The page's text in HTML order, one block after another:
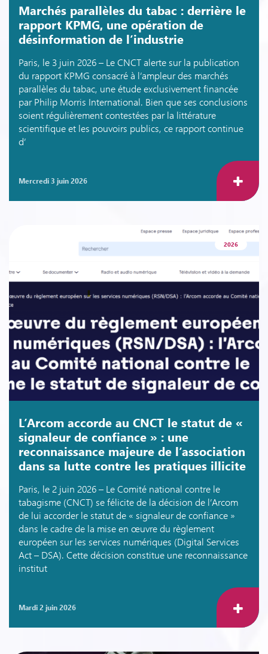
Marchés parallèles du tabac : derrière le
rapport KPMG, une opération de
désinformation de l’industrie
Paris, le 3 juin 2026 – Le CNCT alerte sur la publication
du rapport KPMG consacré à l’ampleur des marchés
parallèles du tabac, une étude exclusivement financée
par Philip Morris International. Bien que ses conclusions
soient régulièrement contestées par la littérature
scientifique et les pouvoirs publics, ce rapport continue
d’
mercredi 3 juin 2026
2026
L’Arcom accorde au CNCT le statut de «
signaleur de confiance » : une
reconnaissance majeure de l’association
dans sa lutte contre les pratiques illicite
Paris, le 2 juin 2026 – Le Comité national contre le
tabagisme (CNCT) se félicite de la décision de l’Arcom
de lui accorder le statut de « signaleur de confiance »
dans le cadre de la mise en œuvre du règlement
européen sur les services numériques (Digital Services
Act – DSA). Cette décision constitue une reconnaissance
institut
mardi 2 juin 2026